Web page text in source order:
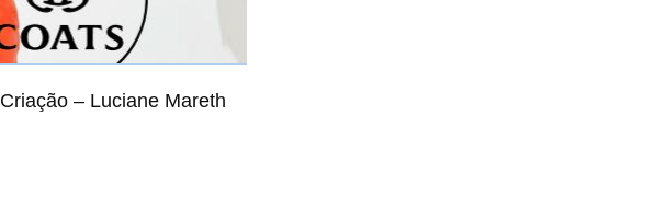
Criação – Luciane Mareth